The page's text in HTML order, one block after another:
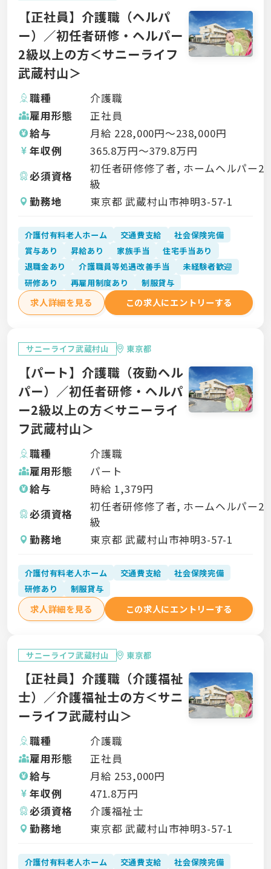
【正社員】介護職（ヘルパ
ー）／初任者研修・ヘルパー
2級以上の方＜サニーライフ
武蔵村山＞
職種
介護職
雇用形態
正社員
給与
月給 228,000円〜238,000円
年収例
365.8万円〜379.8万円
必須資格
初任者研修修了者, ホームヘルパー2
級
勤務地
東京都 武蔵村山市神明3-57-1
介護付有料老人ホーム 交通費支給
社会保険完備
賞与あり
昇給あり 家族手当
住宅手当あり
退職金あり
介護職員等処遇改善手当
未経験者歓迎
研修あり
再雇用制度あり 制服貸与
求人詳細を見る この求人にエントリーする
サニーライフ武蔵村山 東京都
【パート】介護職（夜勤ヘル
パー）／初任者研修・ヘルパ
ー2級以上の方＜サニーライ
フ武蔵村山＞
職種
介護職
雇用形態
パート
給与
時給 1,379円
必須資格
初任者研修修了者, ホームヘルパー2
級
勤務地
東京都 武蔵村山市神明3-57-1
介護付有料老人ホーム 交通費支給
社会保険完備
研修あり
制服貸与
求人詳細を見る この求人にエントリーする
サニーライフ武蔵村山 東京都
【正社員】介護職（介護福祉
士）／介護福祉士の方＜サニ
ーライフ武蔵村山＞
職種
介護職
雇用形態
正社員
給与
月給 253,000円
年収例
471.8万円
必須資格
介護福祉士
勤務地
東京都 武蔵村山市神明3-57-1
介護付有料老人ホーム 交通費支給
社会保険完備